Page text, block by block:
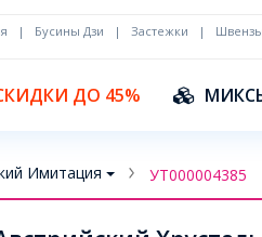
| Бусины Дзи | Застежки | Швензы
ДО 45%
Имитация УТ000004385